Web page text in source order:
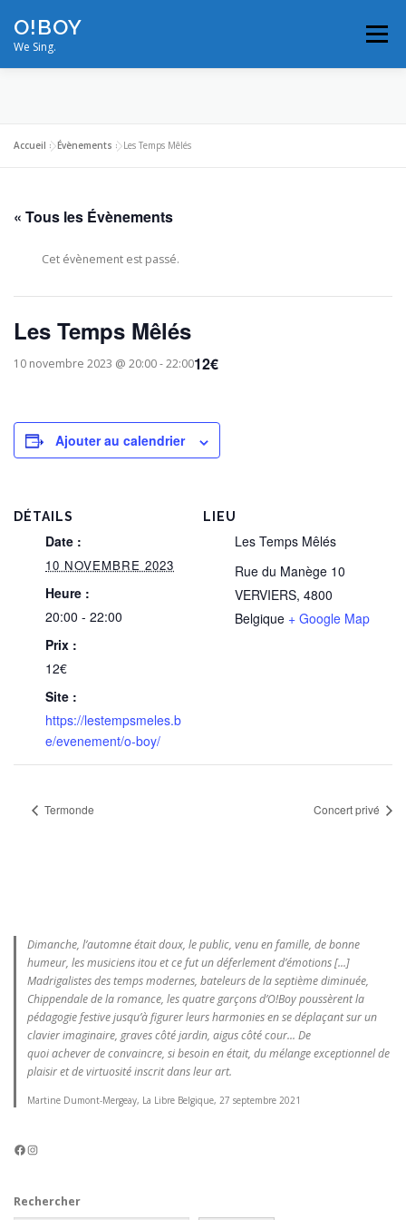
contenu
O!BOY
We Sing.
Menu
Accueil »Évènements »Les Temps Mêlés
« Tous les Évènements
Cet évènement est passé.
Les Temps Mêlés
10 novembre 2023 @ 20:00-22:0012€
Ajouter au calendrier
DÉTAILS
Date :
10 NOVEMBRE 2023
Heure :
20:00 - 22:00
Prix :
12€
Site :
https://lestempsmeles.b
e/evenement/o-boy/
LIEU
Les Temps Mêlés
Rue du Manège 10
VERVIERS, 4800
Belgique + Google Map
Termonde Concert privé
Dimanche, l’automne était doux, le public, venu en famille, de bonne
humeur, les musiciens itou et ce fut un déferlement d’émotions [...]
Madrigalistes des temps modernes, bateleurs de la septième diminuée,
Chippendale de la romance, les quatre garçons d’O!Boy poussèrent la
pédagogie festive jusqu’à figurer leurs harmonies en se déplaçant sur un
clavier imaginaire, graves côté jardin, aigus côté cour... De
quoi achever de convaincre, si besoin en était, du mélange exceptionnel de
plaisir et de virtuosité inscrit dans leur art.
Martine Dumont-Mergeay, La Libre Belgique, 27 septembre 2021
Facebook Instagram
Rechercher